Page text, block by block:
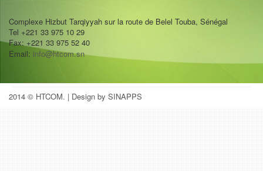
Complexe Hizbut Tarqiyyah sur la route de Belel Touba, Sénégal
Tel +221 33 975 10 29
Fax: +221 33 975 52 40
Email: info@htcom.sn
2014 © HTCOM. | Design by SINAPPS